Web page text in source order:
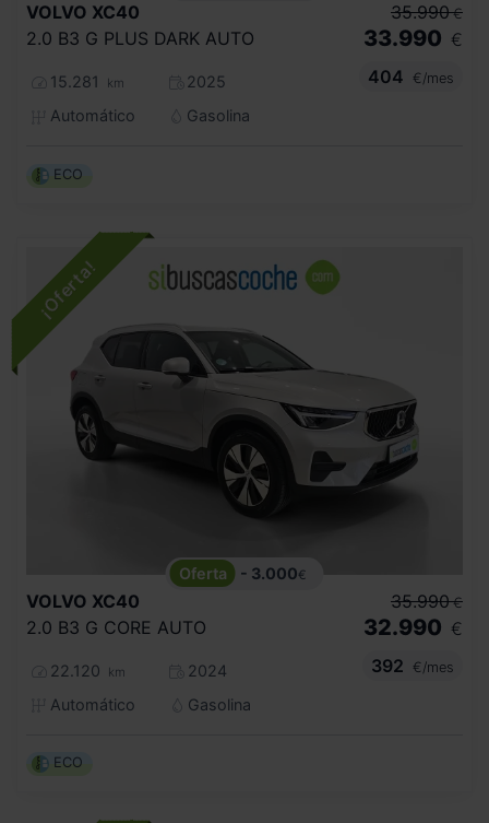
VOLVO XC40
2.0 B3 G PLUS DARK AUTO
15.281 km
2025
Automático
Gasolina
35.990 €
33.990 €
404
€/mes
ECO
- 3.000€
VOLVO XC40
2.0 B3 G CORE AUTO
22.120 km
2024
Automático
Gasolina
35.990 €
32.990 €
392
€/mes
ECO